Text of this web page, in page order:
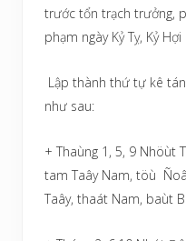
trước tổn trạch trưởng,
phạm ngày Kỷ Tỵ, Kỷ
Lập thành thứ tự kê
như sau:
+ Thaùng 1, 5, 9 Nhöùt
tam Taây Nam, töù
Taây, thaát Nam, baùt